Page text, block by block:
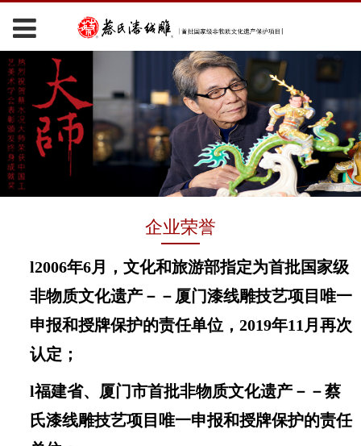
企业荣誉
l2006年6月 ，文化和旅游部指定为首批国家级
非物质文化遗产－－ 厦门漆线雕技艺项目唯一
申报和授牌保护的责任单位，2019年11月再次
认定；
l福建省、厦门市首批非物质文化遗产－－蔡
氏漆线雕技艺项目唯一申报和授牌保护的责任